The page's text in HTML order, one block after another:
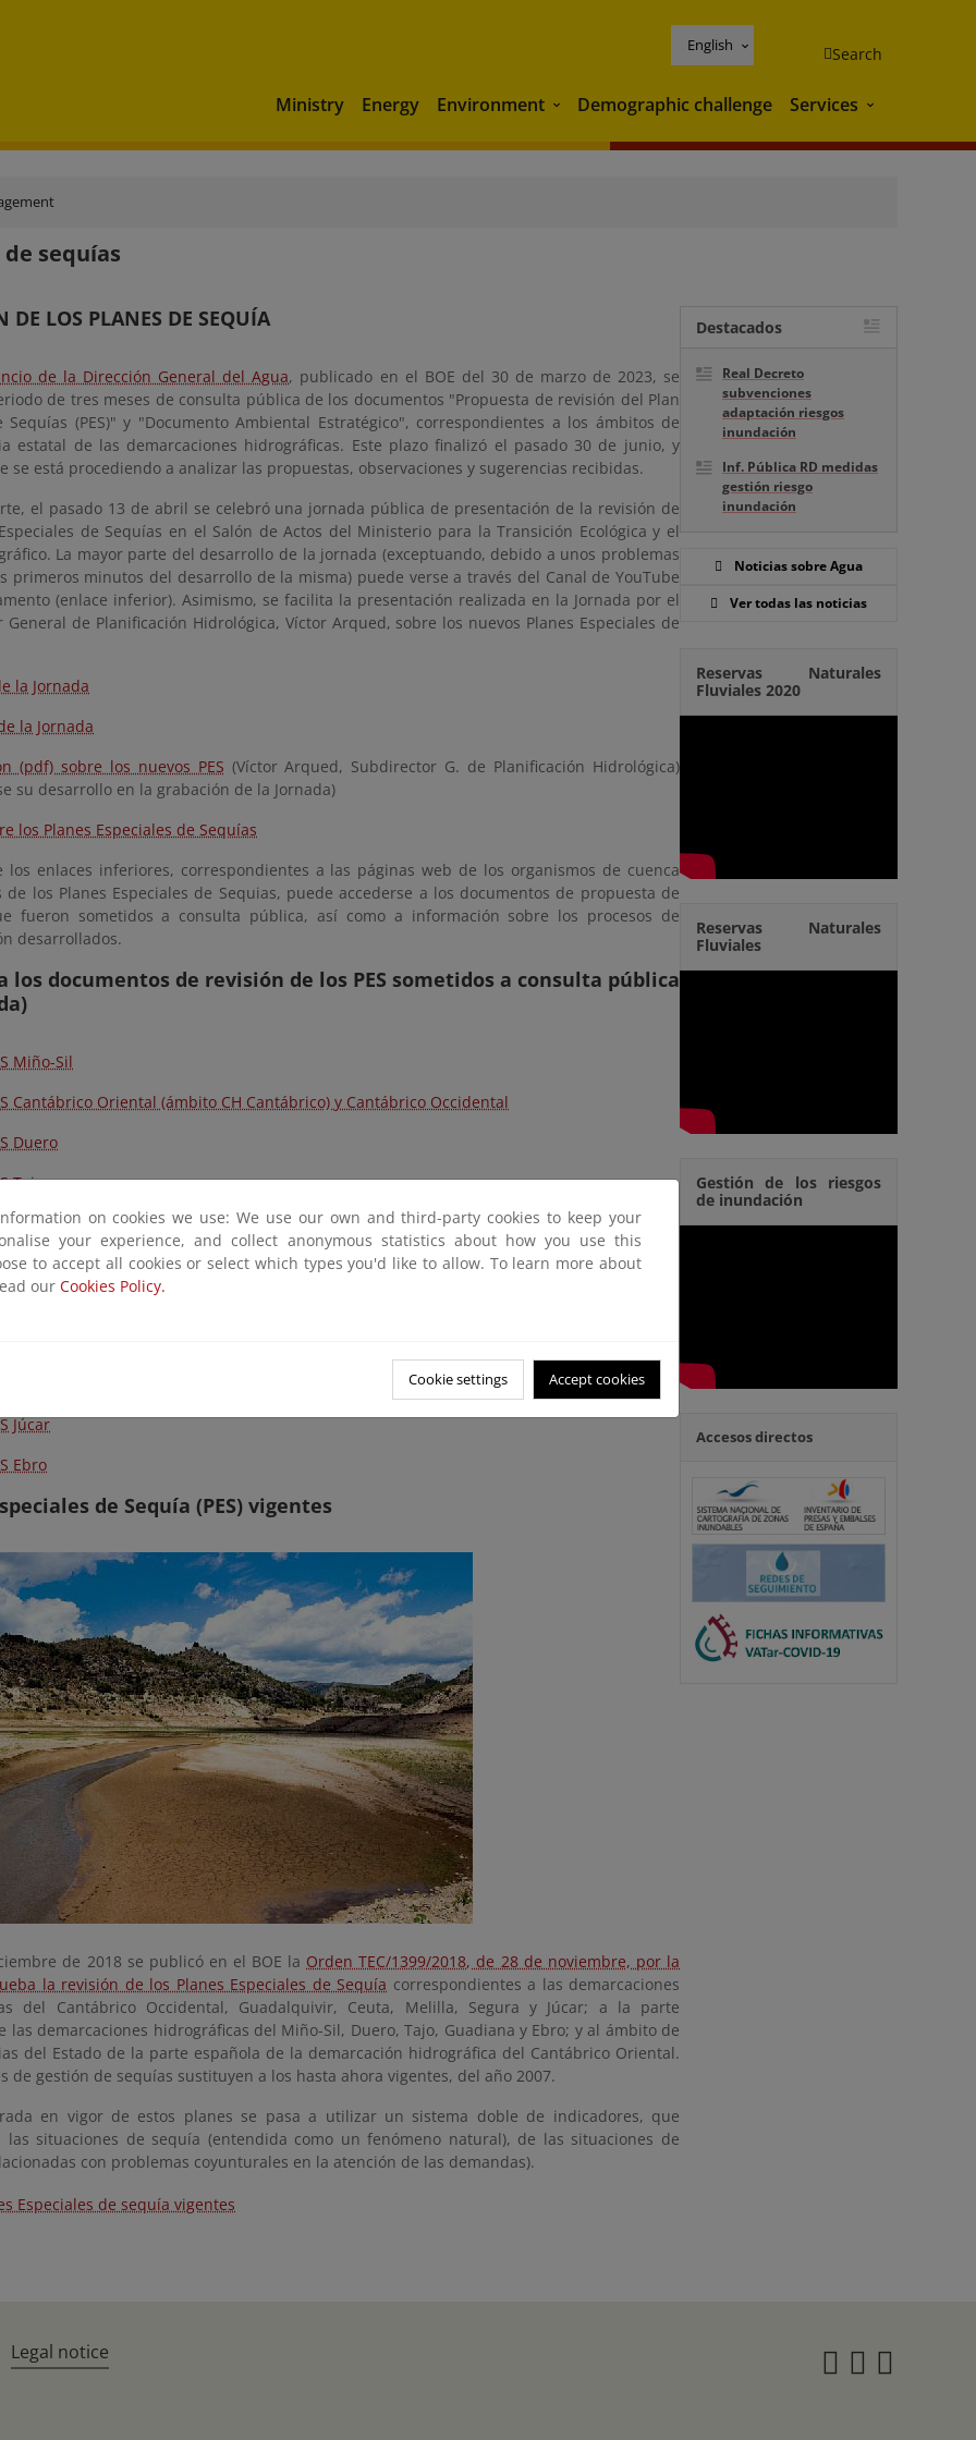
English Search
Ministry Energy Environment Environment
Demographic challenge Services Services
sequías
DE LOS PLANES DE SEQUÍA
de la Dirección General del Agua, publicado en el BOE del 30 de marzo de 2023, se
de tres meses de consulta pública de los documentos "Propuesta de revisión del Plan
Sequías (PES)" y "Documento Ambiental Estratégico", correspondientes a los ámbitos de
estatal de las demarcaciones hidrográficas. Este plazo finalizó el pasado 30 de junio, y
se está procediendo a analizar las propuestas, observaciones y sugerencias recibidas.
el pasado 13 de abril se celebró una jornada pública de presentación de la revisión de
de Sequías en el Salón de Actos del Ministerio para la Transición Ecológica y el
La mayor parte del desarrollo de la jornada (exceptuando, debido a unos problemas
primeros minutos del desarrollo de la misma) puede verse a través del Canal de YouTube
(enlace inferior). Asimismo, se facilita la presentación realizada en la Jornada por el
General de Planificación Hidrológica, Víctor Arqued, sobre los nuevos Planes Especiales de
la Jornada
la Jornada
(pdf) sobre los nuevos PES (Víctor Arqued, Subdirector G. de Planificación Hidrológica)
su desarrollo en la grabación de la Jornada)
los Planes Especiales de Sequías
los enlaces inferiores, correspondientes a las páginas web de los organismos de cuenca
de los Planes Especiales de Sequias, puede accederse a los documentos de propuesta de
fueron sometidos a consulta pública, así como a información sobre los procesos de
desarrollados.
los documentos de revisión de los PES sometidos a consulta pública
Miño-Sil
Cantábrico Oriental (ámbito CH Cantábrico) y Cantábrico Occidental
Duero
Tajo
Guadiana
Guadalquivir
Júcar
Ebro
de Sequía (PES) vigentes
de 2018 se publicó en el BOE la Orden TEC/1399/2018, de 28 de noviembre, por la
la revisión de los Planes Especiales de Sequía correspondientes a las demarcaciones
del Cantábrico Occidental, Guadalquivir, Ceuta, Melilla, Segura y Júcar; a la parte
las demarcaciones hidrográficas del Miño-Sil, Duero, Tajo, Guadiana y Ebro; y al ámbito de
del Estado de la parte española de la demarcación hidrográfica del Cantábrico Oriental.
de gestión de sequías sustituyen a los hasta ahora vigentes, del año 2007.
en vigor de estos planes se pasa a utilizar un sistema doble de indicadores, que
las situaciones de sequía (entendida como un fenómeno natural), de las situaciones de
con problemas coyunturales en la atención de las demandas).
Especiales de sequía vigentes
Destacados
Real Decreto
subvenciones
adaptación riesgos
inundación
Inf. Pública RD medidas
gestión riesgo
inundación
Noticias sobre Agua
Ver todas las noticias
Reservas Naturales
Fluviales 2020
Reservas Naturales
Fluviales
Gestión de los riesgos
de inundación
Accesos directos
on cookies we use: We use our own and third-party cookies to keep your
your experience, and collect anonymous statistics about how you use this
to accept all cookies or select which types you'd like to allow. To learn more about
our Cookies Policy.
Cookie settings Accept cookies
Legal notice Twitter